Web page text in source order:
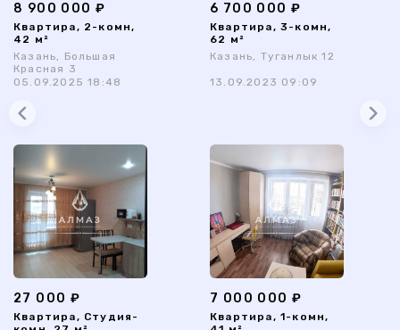
8 900 000 ₽
Квартира, 2-комн,
42 м²
Казань, Большая
Красная 3
05.09.2025 18:48
6 700 000 ₽
Квартира, 3-комн,
62 м²
Казань, Туганлык 12
13.09.2023 09:09
27 000 ₽
Квартира, Студия-
7 000 000 ₽
Квартира, 1-комн,